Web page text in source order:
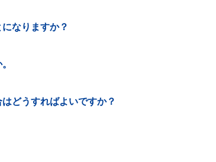
なりますか？
どうすればよいですか？